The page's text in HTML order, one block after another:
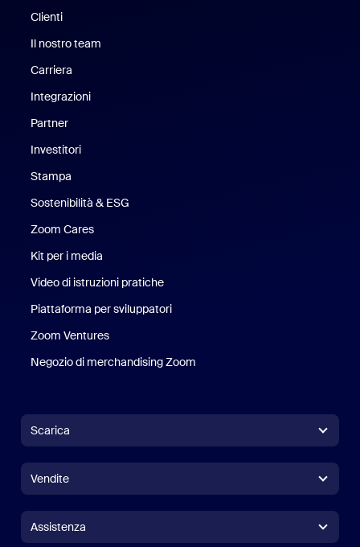
Clienti
Il nostro team
Carriera
Integrazioni
Partner
Investitori
Stampa
Sostenibilità & ESG
Zoom Cares
Kit per i media
Video di istruzioni pratiche
Piattaforma per sviluppatori
Zoom Ventures
Negozio di merchandising Zoom
Scarica
App Zoom RoomsApp Zoom Rooms
Controller per Zoom Rooms
Vendite
Contatta il reparto vendite
Assistenza
Assistenza